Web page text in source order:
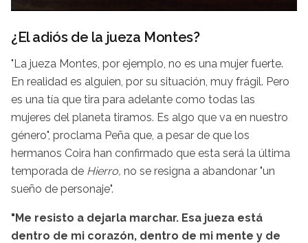
¿El adiós de la jueza Montes?
"La jueza Montes, por ejemplo, no es una mujer fuerte.
En realidad es alguien, por su situación, muy frágil. Pero
es una tía que tira para adelante como todas las
mujeres del planeta tiramos. Es algo que va en nuestro
género", proclama Peña que, a pesar de que los
hermanos Coira han confirmado que esta será la última
temporada de Hierro, no se resigna a abandonar "un
sueño de personaje".
"Me resisto a dejarla marchar. Esa jueza está
dentro de mi corazón, dentro de mi mente y de